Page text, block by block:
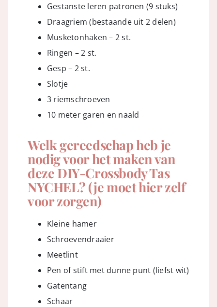
Gestanste leren patronen (9 stuks)
Draagriem (bestaande uit 2 delen)
Musketonhaken – 2 st.
Ringen – 2 st.
Gesp – 2 st.
Slotje
3 riemschroeven
10 meter garen en naald
Welk gereedschap heb je
nodig voor het maken van
deze DIY-Crossbody Tas
NYCHEL?(je moet hier zelf
voor zorgen)
Kleine hamer
Schroevendraaier
Meetlint
Pen of stift met dunne punt (liefst wit)
Gatentang
Schaar